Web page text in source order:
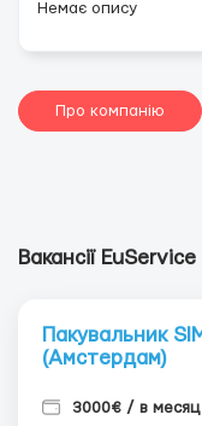
Немає опису
Про компанію
Вакансії EuService
Пакувальник
(Амстердам)
3000€ / в месяц